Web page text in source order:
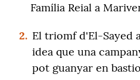
Família Reial a
2. El triomf d'El-Sayed
idea que una
pot guanyar en